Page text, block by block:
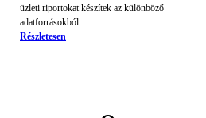
üzleti riportokat készítek az különböző
adatforrásokból.
Részletesen